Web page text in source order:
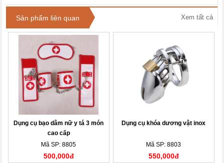
Sản phẩm liên quan Xem tất cả
Dụng cụ bạo dâm nữ y tá 3 món
cao cấp
Mã SP: 8805
500,000đ
Dụng cụ khóa dương vật inox
Mã SP: 8803
550,000đ